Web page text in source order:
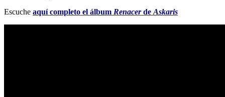
Escuche aquí completo el álbum Renacerde Askaris